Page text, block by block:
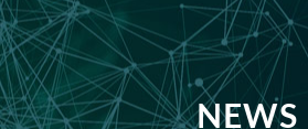
NEWS